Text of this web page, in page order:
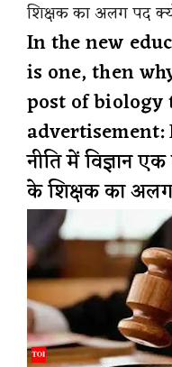
शिक्षक का अलग पद
In the new
is one, then
post of biology
advertisement:
नीति में विज्ञान एक
के शिक्षक का अलग